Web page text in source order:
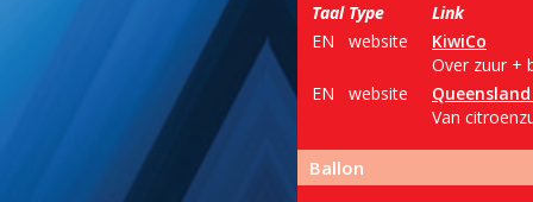
Taal Type
Link
EN
website
KiwiCo
Over zuur +
EN
website
Van
Ballon